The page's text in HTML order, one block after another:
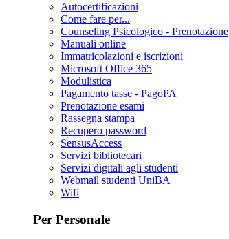
Autocertificazioni
Come fare per...
Counseling Psicologico - Prenotazione
Manuali online
Immatricolazioni e iscrizioni
Microsoft Office 365
Modulistica
Pagamento tasse - PagoPA
Prenotazione esami
Rassegna stampa
Recupero password
SensusAccess
Servizi bibliotecari
Servizi digitali agli studenti
Webmail studenti UniBA
Wifi
Per Personale